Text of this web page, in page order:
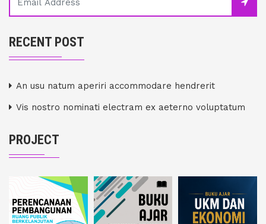
RECENT POST
An usu natum aperiri accommodare hendrerit
Vis nostro nominati electram ex aeterno voluptatum
PROJECT